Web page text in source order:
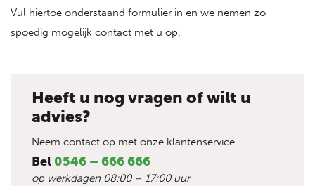
Vul hiertoe onderstaand formulier in en we nemen zo
spoedig mogelijk contact met u op.
Heeft u nog vragen of wilt u
advies?
Neem contact op met onze klantenservice
Bel 0546 – 666 666
op werkdagen 08:00 – 17:00 uur